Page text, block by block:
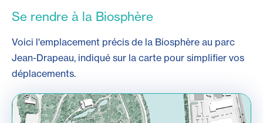
Se rendre à la Biosphère
Voici l'emplacement précis de la Biosphère au parc
Jean-Drapeau, indiqué sur la carte pour simplifier vos
déplacements.